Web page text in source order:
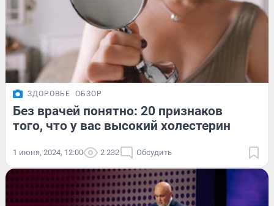
ЗДОРОВЬЕ ОБЗОР
Без врачей понятно: 20 признаков
того, что у вас высокий холестерин
1 июня, 2024, 12:00 2 232 Обсудить